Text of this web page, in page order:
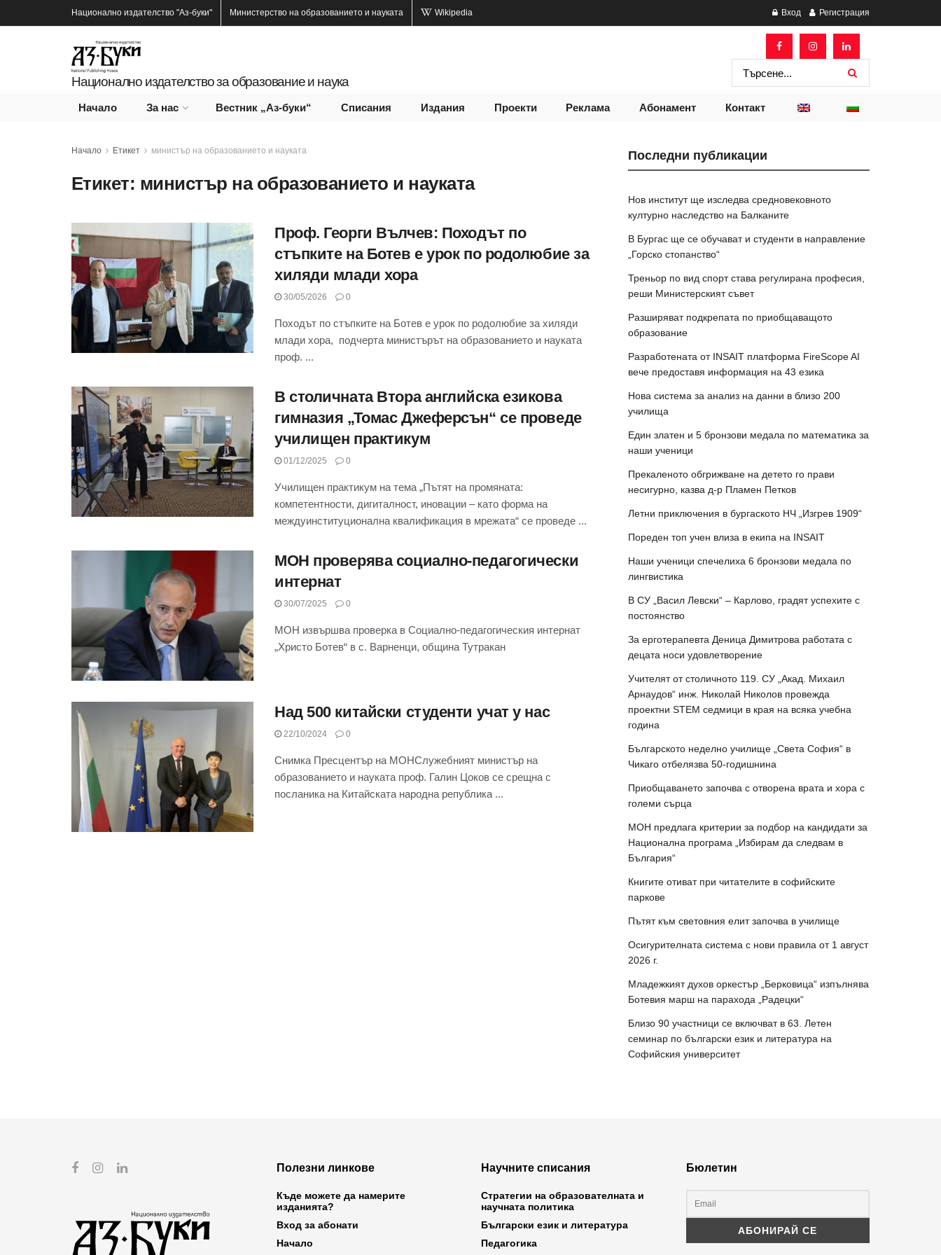
Национално издателство "Аз-буки" Министерство на образованието и науката Wikipedia Вход Регистрация
Национално издателство за образование и наука
Начало За нас Вестник „Аз-буки“ Списания Издания Проекти Реклама Абонамент Контакт
Начало Етикет министър на образованието и науката
Етикет: министър на образованието и науката
Проф. Георги Вълчев: Походът по
стъпките на Ботев е урок по родолюбие за
хиляди млади хора
30/05/2026 0
Походът по стъпките на Ботев е урок по родолюбие за хиляди
млади хора, подчерта министърът на образованието и науката
проф. ...
В столичната Втора английска езикова
гимназия „Томас Джеферсън“ се проведе
училищен практикум
01/12/2025 0
Училищен практикум на тема „Пътят на промяната:
компетентности, дигиталност, иновации – като форма на
междуинституционална квалификация в мрежата“ се проведе ...
МОН проверява социално-педагогически
интернат
30/07/2025 0
МОН извършва проверка в Социално-педагогическия интернат
„Христо Ботев“ в с. Варненци, община Тутракан
Над 500 китайски студенти учат у нас
22/10/2024 0
Снимка Пресцентър на МОНСлужебният министър на
образованието и науката проф. Галин Цоков се срещна с
посланика на Китайската народна република ...
Последни публикации
Нов институт ще изследва средновековното
културно наследство на Балканите
В Бургас ще се обучават и студенти в направление
„Горско стопанство“
Треньор по вид спорт става регулирана професия,
реши Министерският съвет
Разширяват подкрепата по приобщаващото
образование
Разработената от INSAIT платформа FireScope AI
вече предоставя информация на 43 езика
Нова система за анализ на данни в близо 200
училища
Един златен и 5 бронзови медала по математика за
наши ученици
Прекаленото обгрижване на детето го прави
несигурно, казва д-р Пламен Петков
Летни приключения в бургаското НЧ „Изгрев 1909“
Пореден топ учен влиза в екипа на INSAIT
Наши ученици спечелиха 6 бронзови медала по
лингвистика
В СУ „Васил Левски“ – Карлово, градят успехите с
постоянство
За ерготерапевта Деница Димитрова работата с
децата носи удовлетворение
Учителят от столичното 119. СУ „Акад. Михаил
Арнаудов“ инж. Николай Николов провежда
проектни STEM седмици в края на всяка учебна
година
Българското неделно училище „Света София“ в
Чикаго отбелязва 50-годишнина
Приобщаването започва с отворена врата и хора с
големи сърца
МОН предлага критерии за подбор на кандидати за
Национална програма „Избирам да следвам в
България“
Книгите отиват при читателите в софийските
паркове
Пътят към световния елит започва в училище
Осигурителната система с нови правила от 1 август
2026 г.
Младежкият духов оркестър „Берковица“ изпълнява
Ботевия марш на парахода „Радецки“
Близо 90 участници се включват в 63. Летен
семинар по български език и литература на
Софийския университет
Полезни линкове
Къде можете да намерите
изданията?
Вход за абонати
Начало
Научните списания
Стратегии на образователната и
научната политика
Български език и литература
Педагогика
Бюлетин